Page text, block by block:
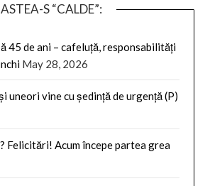
ASTEA-S “CALDE”:
45 de ani – cafeluță, responsabilități
May 28, 2026
uneori vine cu ședință de urgență (P)
Felicitări! Acum începe partea grea